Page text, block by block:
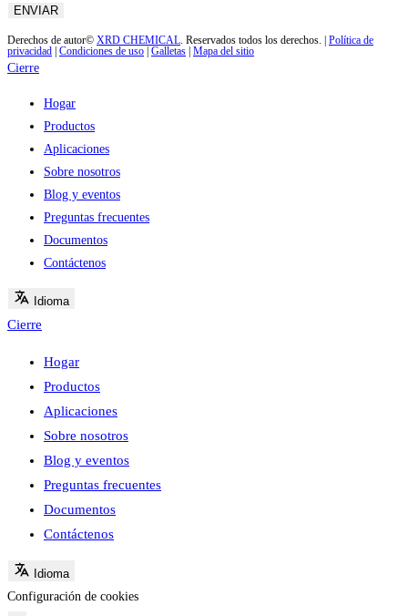
Derechos de autor© XRD CHEMICAL . Reservados todos los derechos. | Política de
privacidad | Condiciones de uso | Galletas | Mapa del sitio
Cierre
Hogar
Productos
Aplicaciones
Sobre nosotros
Blog y eventos
Preguntas frecuentes
Documentos
Contáctenos
Idioma
Cierre
Hogar
Productos
Aplicaciones
Sobre nosotros
Blog y eventos
Preguntas frecuentes
Documentos
Contáctenos
Idioma
Configuración de cookies